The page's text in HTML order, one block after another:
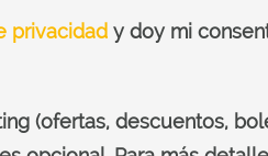
privacidad y doy mi
(ofertas, descuentos,